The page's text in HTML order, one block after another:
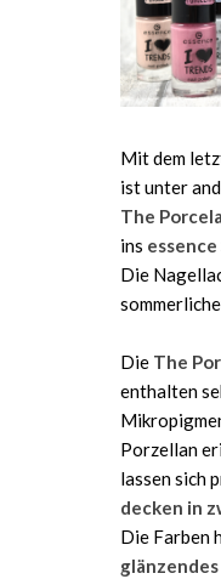
Mit dem
ist unter
The
ins essence
Die
Die The
enthalten
Porzellan
lassen sich
decken in
Die Farben